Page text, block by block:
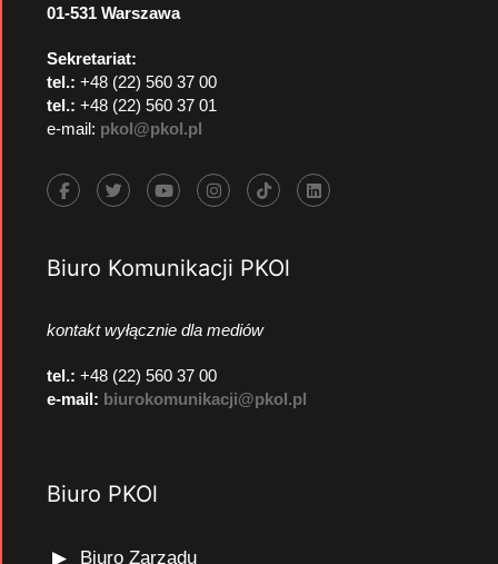
01-531 Warszawa
Sekretariat:
tel.: +48 (22) 560 37 00
tel.: +48 (22) 560 37 01
e-mail: pkol@pkol.pl
Biuro Komunikacji PKOl
kontakt wyłącznie dla mediów
tel.: +48 (22) 560 37 00
e-mail: biurokomunikacji@pkol.pl
Biuro PKOl
Biuro Zarządu